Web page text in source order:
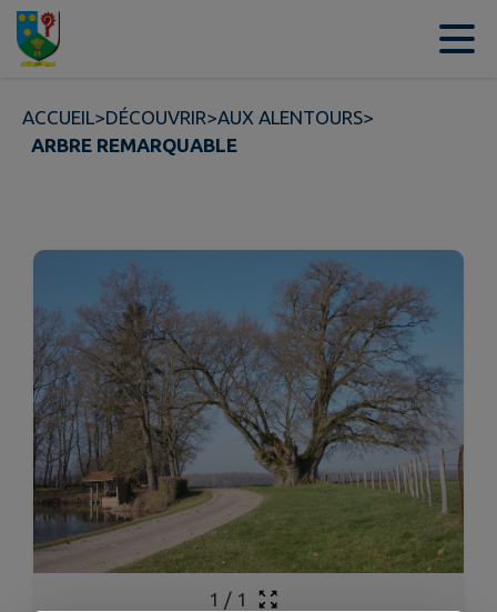
Contenu
ACCUEIL>DÉCOUVRIR>AUX ALENTOURS>
ARBRE REMARQUABLE
1 / 1